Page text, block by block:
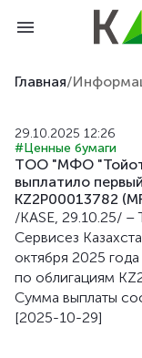
Главная/
29.10.2025 12:26
#Ценные бумаги
ТОО "МФО
выплатило
KZ2P00013782
/KASE, 29.10.25/
Сервисез
oктября 2025
по облигациям
Сумма выплаты
[2025-10-29]